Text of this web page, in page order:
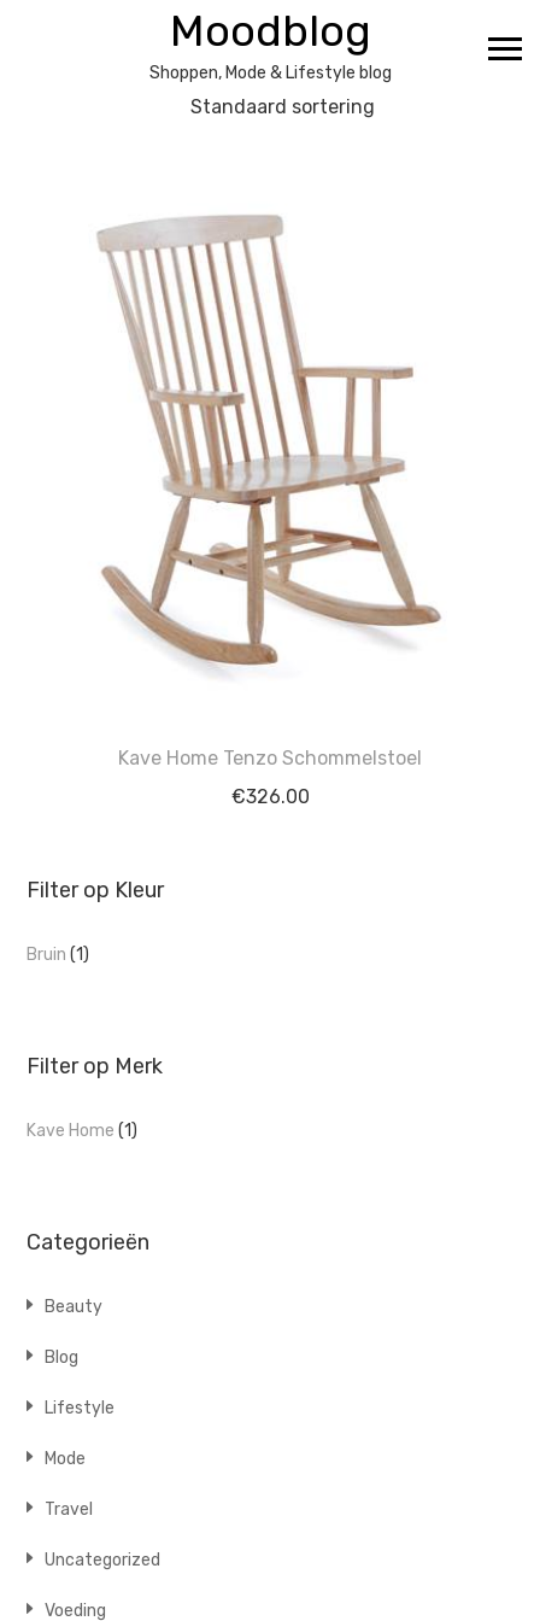
Moodblog
Shoppen, Mode & Lifestyle blog
Kave Home Tenzo Schommelstoel
€326.00
Filter op Kleur
Bruin (1)
Filter op Merk
Kave Home (1)
Categorieën
Beauty
Blog
Lifestyle
Mode
Travel
Uncategorized
Voeding